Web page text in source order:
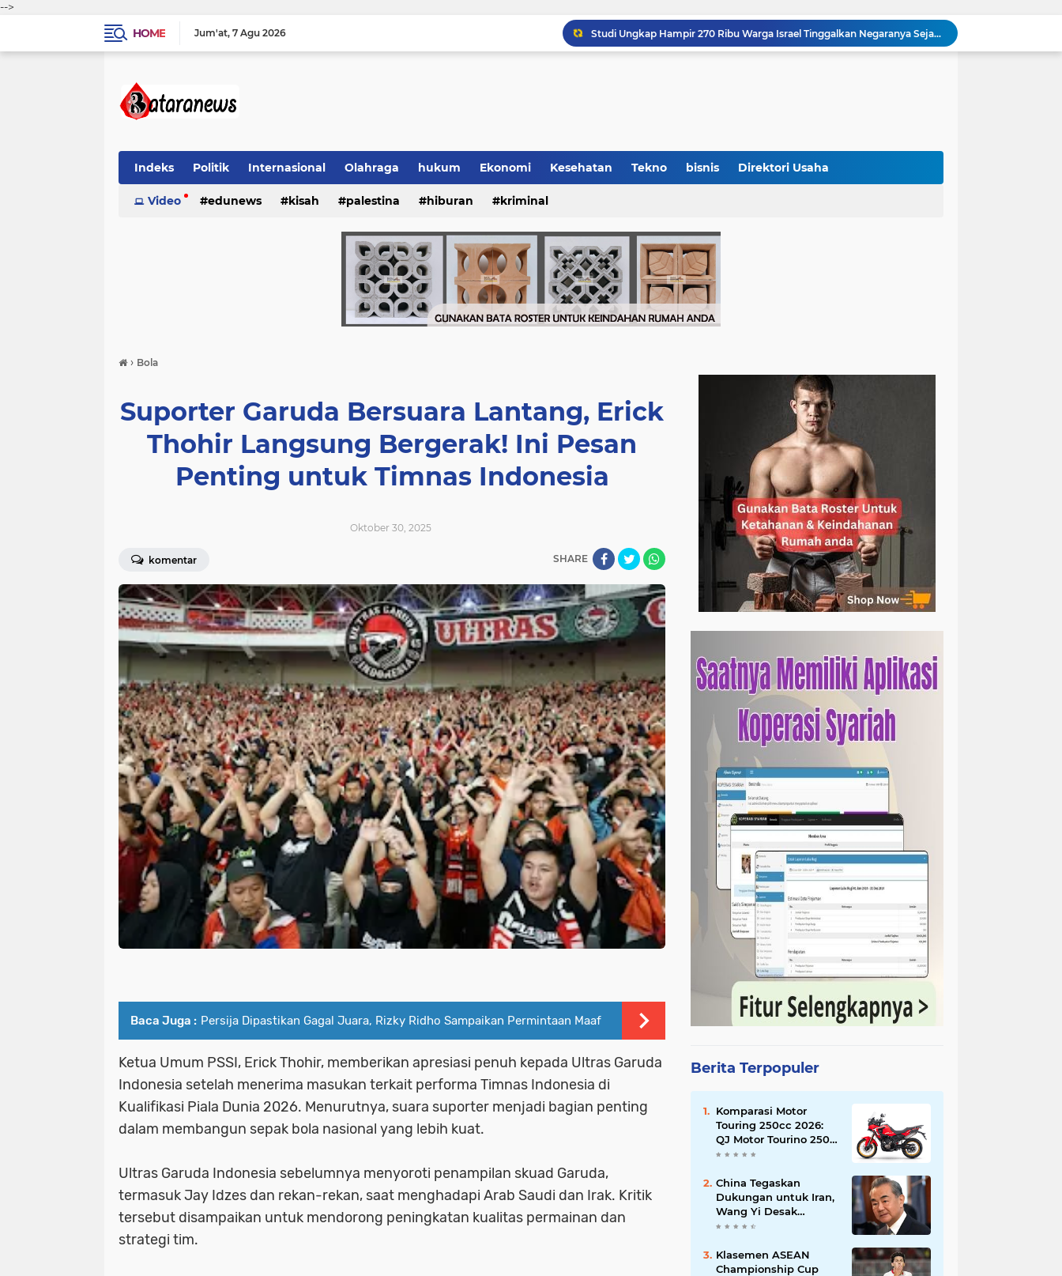
-->
HOME
Jum'at 7 Agu 2026
Studi Ungkap Hampir 270 Ribu Warga Israel Tinggalkan Negaranya Sejak 2023, Akademisi Sebut Situasi Mengkhawatirkan
Bank Dunia: 48 Persen UMKM Batasi Penggunaan QRIS karena Khawatir Dipantau Pajak
Barcelona Tikung Real Madrid, Rodri Dikabarkan Pilih Berlabuh ke Camp Nou
Indeks Politik Internasional Olahraga hukum Ekonomi Kesehatan Tekno bisnis Direktori Usaha
Video edunews kisah palestina hiburan kriminal
› Bola
Suporter Garuda Bersuara Lantang, Erick
Thohir Langsung Bergerak! Ini Pesan
Penting untuk Timnas Indonesia
Oktober 30, 2025
komentar SHARE
Baca Juga : Persija Dipastikan Gagal Juara, Rizky Ridho Sampaikan Permintaan Maaf
Ketua Umum PSSI, Erick Thohir, memberikan apresiasi penuh kepada Ultras Garuda
Indonesia setelah menerima masukan terkait performa Timnas Indonesia di
Kualifikasi Piala Dunia 2026. Menurutnya, suara suporter menjadi bagian penting
dalam membangun sepak bola nasional yang lebih kuat.
Ultras Garuda Indonesia sebelumnya menyoroti penampilan skuad Garuda,
termasuk Jay Idzes dan rekan-rekan, saat menghadapi Arab Saudi dan Irak. Kritik
tersebut disampaikan untuk mendorong peningkatan kualitas permainan dan
strategi tim.
Berita Terpopuler
Komparasi Motor
Touring 250cc 2026:
QJ Motor Tourino 250
DX, Suzuki V-Strom
Versys-X 250?
China Tegaskan
Dukungan untuk Iran,
Wang Yi Desak
Perdamaian Timur
Ketegangan dengan
AS
Klasemen ASEAN
Championship Cup